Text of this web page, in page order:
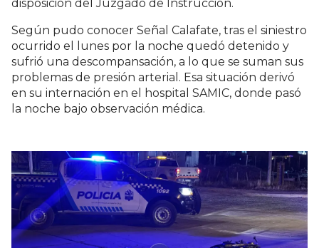
disposición del Juzgado de Instrucción.
Según pudo conocer Señal Calafate, tras el siniestro
ocurrido el lunes por la noche quedó detenido y
sufrió una descompansación, a lo que se suman sus
problemas de presión arterial. Esa situación derivó
en su internación en el hospital SAMIC, donde pasó
la noche bajo observación médica.